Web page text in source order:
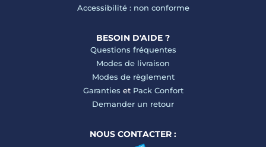
Accessibilité : non conforme
BESOIN D'AIDE ?
Questions fréquentes
Modes de livraison
Modes de règlement
Garanties et Pack Confort
Demander un retour
NOUS CONTACTER :